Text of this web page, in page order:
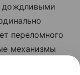
дождливыми
переломного
механизмы